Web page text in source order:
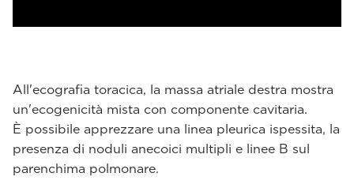
All'ecografia toracica, la massa atriale destra mostra
un'ecogenicità mista con componente cavitaria.
È possibile apprezzare una linea pleurica ispessita, la
presenza di noduli anecoici multipli e linee B sul
parenchima polmonare.